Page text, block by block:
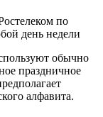
по
день недели
обычно
праздничное
алфавита.